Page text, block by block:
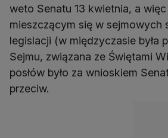
weto Senatu 13 kwietnia, a
mieszczącym się w sejmowych
legislacji (w międzyczasie była
Sejmu, związana ze Świętami
posłów było za wnioskiem
przeciw.